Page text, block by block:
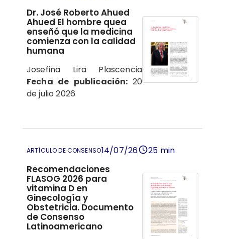
Dr. José Roberto Ahued
Ahued El hombre quea
enseñó que la medicina
comienza con la calidad
humana
Josefina Lira Plascencia
Fecha de publicación: 20
de julio 2026
ARTÍCULO DE CONSENSO14/07/26 25 min
Recomendaciones
FLASOG 2026 para
vitamina D en
Ginecología y
Obstetricia. Documento
de Consenso
Latinoamericano